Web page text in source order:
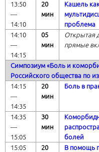
13:50
―
14:10
20
мин
Кашель
проблема
14:10
―
14:15
05
мин
Открытая
прямые
Симпозиум «Боль и
Российского общества по
14:15
―
14:35
20
мин
Боль в
14:35
―
15:05
30
мин
болей
15:05
20
В помощь